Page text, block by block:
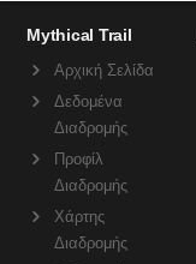
Mythical Trail
Αρχική Σελίδα
Δεδομένα
Διαδρομής
Προφίλ
Διαδρομής
Χάρτης
Διαδρομής